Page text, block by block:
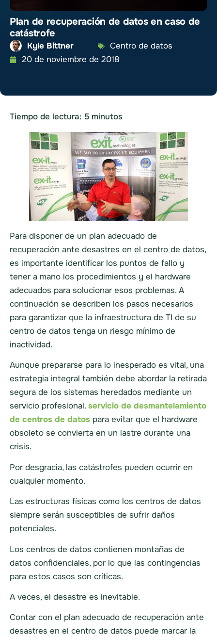
Plan de recuperación de datos en caso de
catástrofe
Kyle Bittner
Centro de datos
20 de noviembre de 2018
Tiempo de lectura: 5 minutos
Para disponer de un plan adecuado de
recuperación ante desastres en el centro de datos,
es importante identificar los puntos de fallo y
tener a mano los procedimientos y el hardware
adecuados para solucionar esos problemas. A
continuación se describen los pasos necesarios
para garantizar que la infraestructura de TI de su
centro de datos tenga un riesgo mínimo de
inactividad.
Aunque prepararse para lo inesperado es vital, una
estrategia integral también debe abordar la retirada
segura de los sistemas heredados mediante un
servicio profesional. servicio de desmantelamiento
de centros de datos para evitar que el hardware
obsoleto se convierta en un lastre durante una
crisis.
Por desgracia, las catástrofes pueden ocurrir en
cualquier momento.
Las estructuras físicas como los centros de datos
siempre serán susceptibles de sufrir daños
potenciales.
Los centros de datos contienen montañas de
datos confidenciales, por lo que las contingencias
para estos casos son críticas.
A veces, el desastre es inevitable.
Contar con el plan adecuado de recuperación ante
desastres en el centro de datos puede marcar la